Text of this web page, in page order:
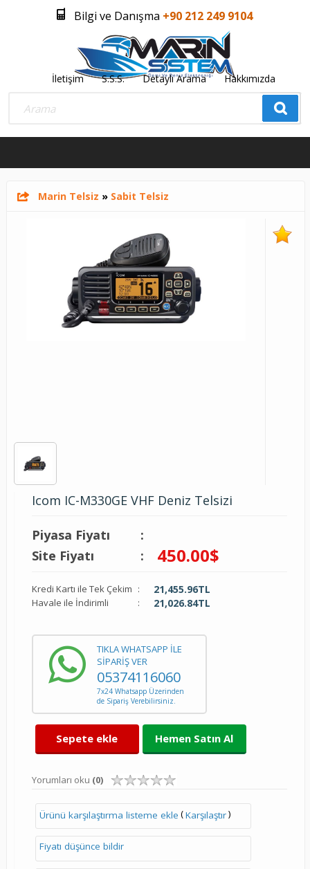
Bilgi ve Danışma +90 212 249 9104
İletişim S.S.S. Detaylı Arama Hakkımızda
Üye Girişi Üye Olmak İstiyorum
Marin Telsiz » Sabit Telsiz
Icom IC-M330GE VHF Deniz Telsizi
Piyasa Fiyatı
:
Site Fiyatı
: 450.00$
Kredi Kartı ile Tek Çekim : 21,455.96TL
Havale ile İndirimli : 21,026.84TL
TIKLA WHATSAPP İLE
SİPARİŞ VER
05374116060
7x24 Whatsapp Üzerinden
de Sipariş Verebilirsiniz.
Sepete ekle Hemen Satın Al
Yorumları oku (0)
Ürünü karşılaştırma listeme ekle (Karşılaştır)
Fiyatı düşünce bildir